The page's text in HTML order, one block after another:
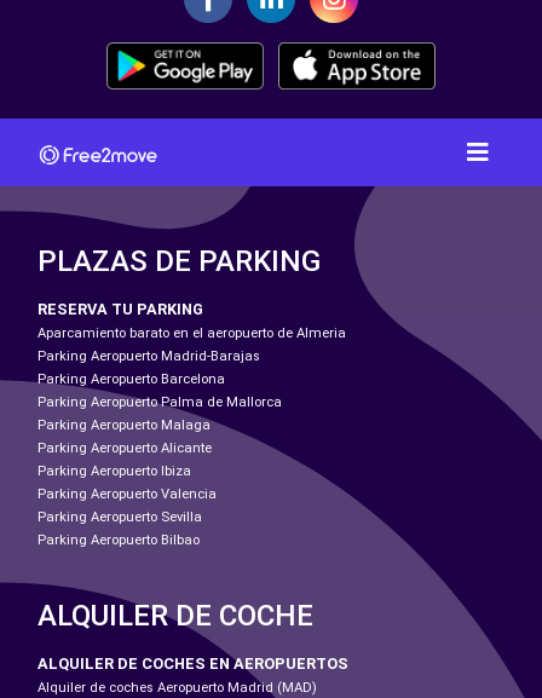
PLAZAS DE PARKING
RESERVA TU PARKING
Aparcamiento barato en el aeropuerto de Almeria
Parking Aeropuerto Madrid-Barajas
Parking Aeropuerto Barcelona
Parking Aeropuerto Palma de Mallorca
Parking Aeropuerto Malaga
Parking Aeropuerto Alicante
Parking Aeropuerto Ibiza
Parking Aeropuerto Valencia
Parking Aeropuerto Sevilla
Parking Aeropuerto Bilbao
ALQUILER DE COCHE
ALQUILER DE COCHES EN AEROPUERTOS
Alquiler de coches Aeropuerto Madrid (MAD)